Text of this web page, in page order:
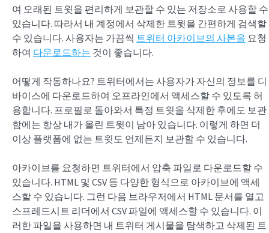
여 오래된 트윗을 편리하게 보관할 수 있는 저장소로 사용할 수
있습니다. 따라서 내 계정에서 삭제한 트윗을 간편하게 검색할
수 있습니다. 사용자는 가끔씩 트위터 아카이브의 사본을 요청
하여 다운로드하는 것이 좋습니다.
어떻게 작동하나요? 트위터에서는 사용자가 자신의 정보를 디
바이스에 다운로드하여 오프라인에서 액세스할 수 있도록 허
용합니다. 프로필로 돌아와서 특정 트윗을 삭제한 후에도 보관
함에는 항상 내가 올린 트윗이 남아 있습니다. 이렇게 하면 더
이상 플랫폼에 없는 트윗도 언제든지 보관할 수 있습니다.
아카이브를 요청하면 트위터에서 압축 파일로 다운로드할 수
있습니다. HTML 및 CSV 등 다양한 형식으로 아카이브에 액세
스할 수 있습니다. 그런 다음 브라우저에서 HTML 문서를 열고
스프레드시트 리더에서 CSV 파일에 액세스할 수 있습니다. 이
러한 파일을 사용하면 내 트위터 게시물을 탐색하고 삭제된 트